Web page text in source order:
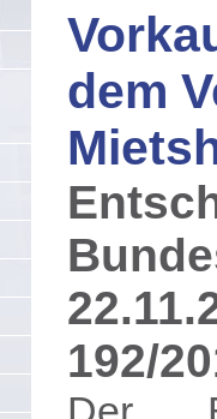
dem
192/